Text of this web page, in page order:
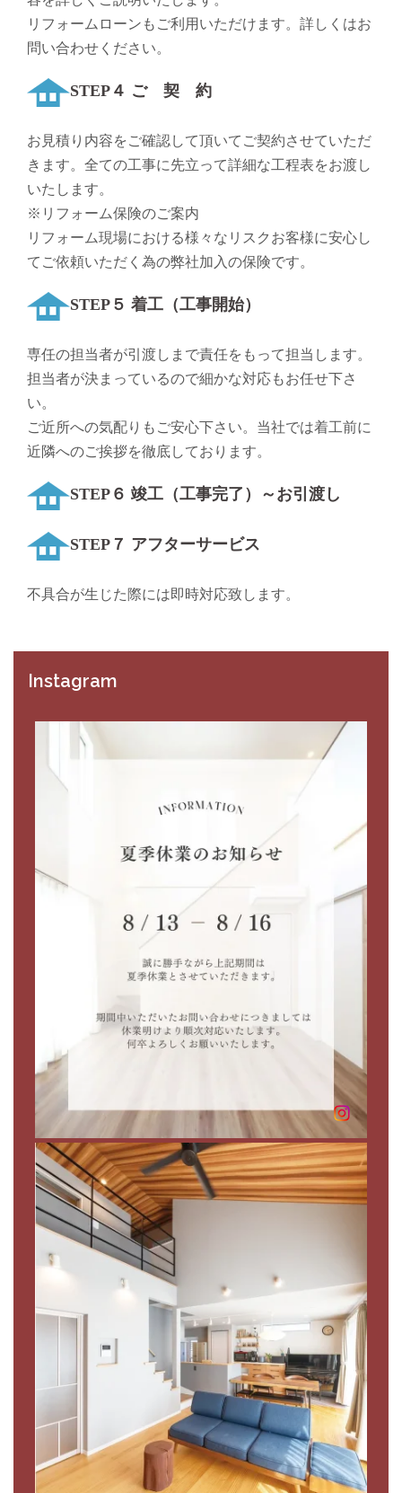
リフォームローンもご利用いただけます。詳しくはお
問い合わせください。
STEP４ ご 契 約
お見積り内容をご確認して頂いてご契約させていただ
きます。全ての工事に先立って詳細な工程表をお渡し
いたします。
※リフォーム保険のご案内
リフォーム現場における様々なリスクお客様に安心し
てご依頼いただく為の弊社加入の保険です。
STEP５ 着工（工事開始）
専任の担当者が引渡しまで責任をもって担当します。
担当者が決まっているので細かな対応もお任せ下さ
い。
ご近所への気配りもご安心下さい。当社では着工前に
近隣へのご挨拶を徹底しております。
STEP６ 竣工（工事完了）～お引渡し
STEP７ アフターサービス
不具合が生じた際には即時対応致します。
Instagram